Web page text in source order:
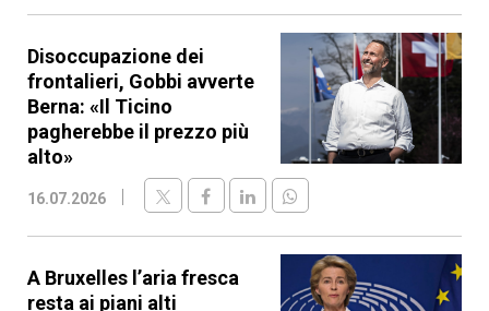
Disoccupazione dei
frontalieri, Gobbi avverte
Berna: «Il Ticino
pagherebbe il prezzo più
alto»
16.07.2026
A Bruxelles l’aria fresca
resta ai piani alti